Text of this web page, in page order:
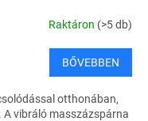
Raktáron (>5 db)
BŐVEBBEN
otthonában,
vibráló masszázspárna